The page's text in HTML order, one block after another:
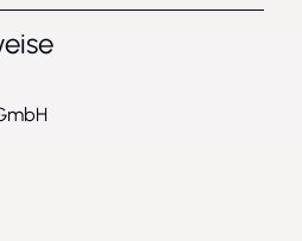
leistungsstarken
und deren